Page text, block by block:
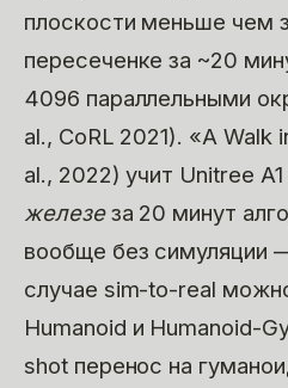
плоскости меньше чем
пересеченке за ~20
4096 параллельными
al., CoRL 2021). «A Walk
al., 2022) учит Unitree
железеза 20 минут
вообще без симуляции
случае sim-to-real
Humanoid и Humanoid-
shot перенос на